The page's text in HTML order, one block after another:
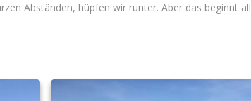
Abständen, hüpfen wir runter. Aber das beginnt